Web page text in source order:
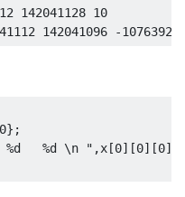
142041128 10
142041096 -
};
%d   %d \n " ,x [0][0][0],